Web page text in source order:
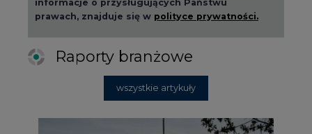
prawach, znajduje się w polityce prywatności.
Raporty branżowe
wszystkie artykuły